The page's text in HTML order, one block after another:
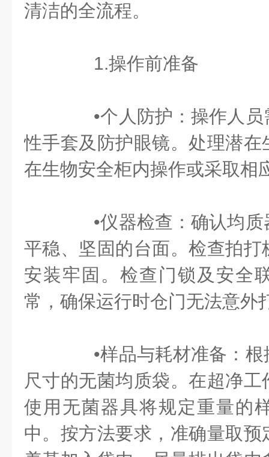
清洁的全流程。
1.操作前准备
•个人防护：操作人员
性手套及防护眼镜。处理潜
在生物安全柜内操作或采取相
•仪器检查：确认均质
平稳、坚固的台面。检查拍
安装牢固。检查门锁及安全
常，确保运行时仓门无法意外
•样品与耗材准备：根
尺寸的无菌均质袋。在超净
使用无菌器具将规定重量的
中。按方法要求，准确量取